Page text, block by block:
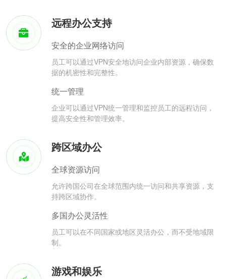
远程办公支持
安全的企业网络访问
员工可以通过VPN安全地访问企业内部资源，确保数
据的机密性和完整性。
统一管理
企业可以通过VPN统一管理和监控员工的远程访问，
提高安全性和管理效率。
跨区域办公
全球资源访问
允许跨国公司在全球范围内统一访问和共享资源，支
持跨区域协作。
多国办公灵活性
员工可以在不同国家或地区灵活办公，而不受地域限
制。
游戏和娱乐